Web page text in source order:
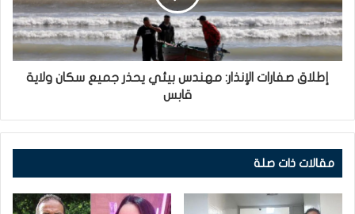
إطلاق صفارات الإنذار: مهندس بيئي يحذر جميع سكان ولاية
قابس
مقالات ذات صلة